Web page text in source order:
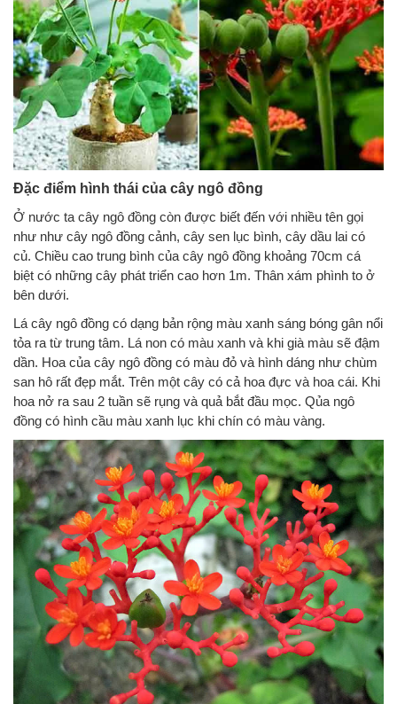
Đặc điểm hình thái của cây ngô đồng
Ở nước ta cây ngô đồng còn được biết đến với nhiều tên gọi
như như cây ngô đồng cảnh, cây sen lục bình, cây dầu lai có
củ. Chiều cao trung bình của cây ngô đồng khoảng 70cm cá
biệt có những cây phát triển cao hơn 1m. Thân xám phình to ở
bên dưới.
Lá cây ngô đồng có dạng bản rộng màu xanh sáng bóng gân nổi
tỏa ra từ trung tâm. Lá non có màu xanh và khi già màu sẽ đậm
dần. Hoa của cây ngô đồng có màu đỏ và hình dáng như chùm
san hô rất đẹp mắt. Trên một cây có cả hoa đực và hoa cái. Khi
hoa nở ra sau 2 tuần sẽ rụng và quả bắt đầu mọc. Qủa ngô
đồng có hình cầu màu xanh lục khi chín có màu vàng.